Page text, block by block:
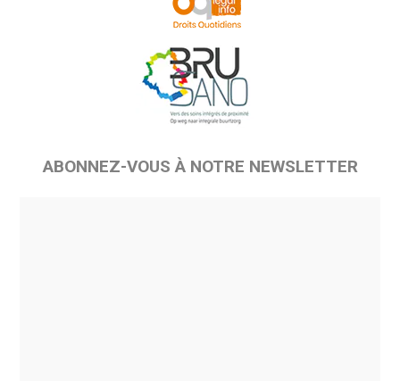
ABONNEZ-VOUS À NOTRE NEWSLETTER